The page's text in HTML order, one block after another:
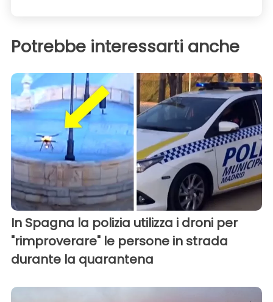
Potrebbe interessarti anche
In Spagna la polizia utilizza i droni per
"rimproverare" le persone in strada
durante la quarantena